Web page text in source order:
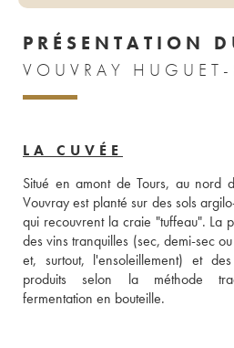
PRÉSENTATION
VOUVRAY
LA CUVÉE
Situé en amont de Tours, au nord
Vouvray est planté sur des sols
qui recouvrent la craie "tuffeau". La
des vins tranquilles (sec, demi-sec
et, surtout, l'ensoleillement) et
produits selon la méthode